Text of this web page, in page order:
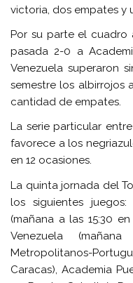
victoria, dos empates y
Por su parte el cuadro
pasada 2-0 a
Venezuela superaron
semestre los albirrojos
cantidad de empates.
La serie particular
favorece a los
en 12 ocasiones.
La quinta jornada del
los siguientes juegos:
(mañana a las 15:30
Venezuela
Metropolitanos-
Caracas), Academia